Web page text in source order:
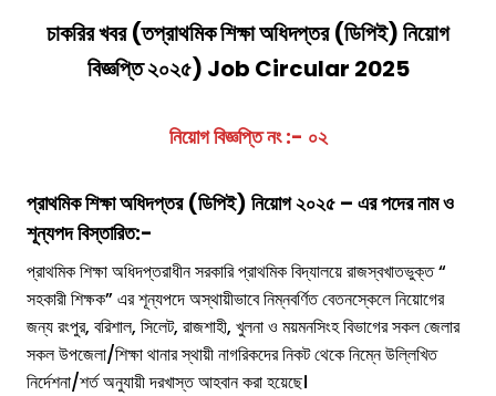
চাকরির খবর (তপ্রাথমিক শিক্ষা অধিদপ্তর (ডিপিই)নিয়োগ
বিজ্ঞপ্তি ২০২৫) Job Circular 2025
নিয়োগ বিজ্ঞপ্তি নং :- ০২
প্রাথমিক শিক্ষা অধিদপ্তর (ডিপিই) নিয়োগ ২০২৫ – এর পদের নাম ও
শূন্যপদ বিস্তারিত:-
প্রাথমিক শিক্ষা অধিদপ্তরাধীন সরকারি প্রাথমিক বিদ্যালয়ে রাজস্বখাতভুক্ত “
সহকারী শিক্ষক” এর শূন্যপদে অস্থায়ীভাবে নিম্নবর্ণিত বেতনস্কেলে নিয়োগের
জন্য রংপুর, বরিশাল, সিলেট, রাজশাহী, খুলনা ও ময়মনসিংহ বিভাগের সকল জেলার
সকল উপজেলা/শিক্ষা থানার স্থায়ী নাগরিকদের নিকট থেকে নিম্নে উল্লিখিত
নির্দেশনা/শর্ত অনুযায়ী দরখাস্ত আহবান করা হয়েছে।